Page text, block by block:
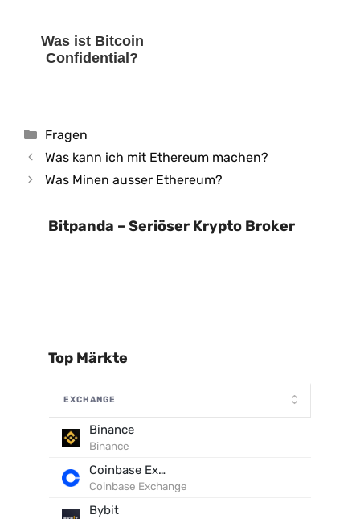
Was ist Bitcoin
Confidential?
Kategorien
Fragen
Was kann ich mit Ethereum machen?
Was Minen ausser Ethereum?
Bitpanda – Seriöser Krypto Broker
Top Märkte
EXCHANGE
Binance
Binance
Coinbase Exchange
Coinbase Exchange
Bybit